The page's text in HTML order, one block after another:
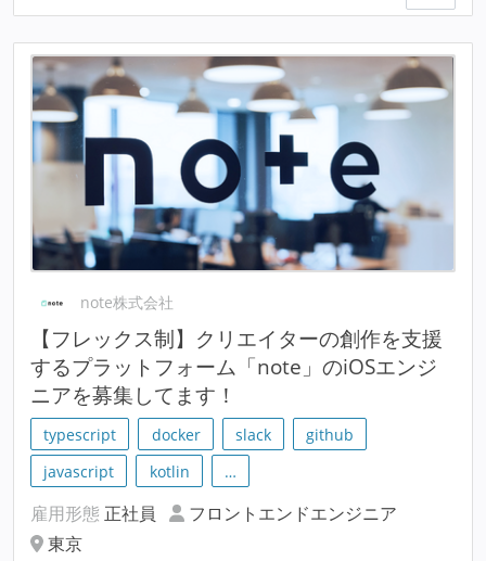
note株式会社
【フレックス制】クリエイターの創作を支援
するプラットフォーム「note」のiOSエンジ
ニアを募集してます！
typescript docker slack
github
javascript
kotlin …
雇用形態 正社員
フロントエンドエンジニア
東京